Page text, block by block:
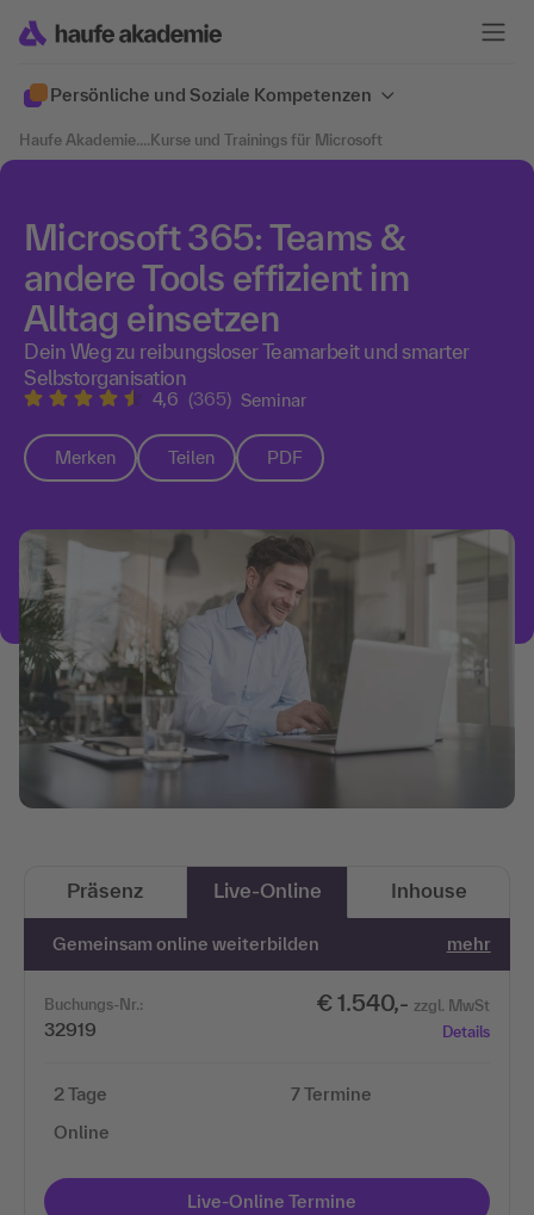
Persönliche und Soziale Kompetenzen
Haufe Akademie....Kurse und Trainings für Microsoft
Microsoft 365: Teams &
andere Tools effizient im
Alltag einsetzen
Dein Weg zu reibungsloser Teamarbeit und smarter
Selbstorganisation
4,6 (365) Seminar
Merken Teilen PDF
Präsenz Live-Online Inhouse
Gemeinsam online weiterbilden mehr
Buchungs-Nr.:
32919
€ 1.540,- zzgl. MwSt
Details
2 Tage
Online
7 Termine
Live-Online Termine